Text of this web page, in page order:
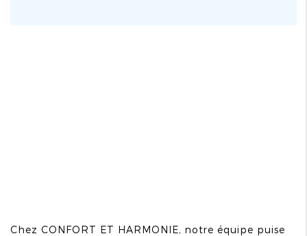
Chez CONFORT ET HARMONIE, notre équipe puise